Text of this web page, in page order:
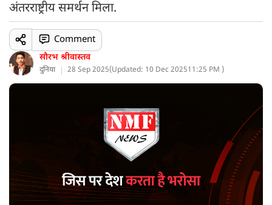
अंतरराष्ट्रीय समर्थन मिला.
सौरभ श्रीवास्तव
दुनिया 28 Sep 2025(Updated: 10 Dec 202511:25 PM )
Comment